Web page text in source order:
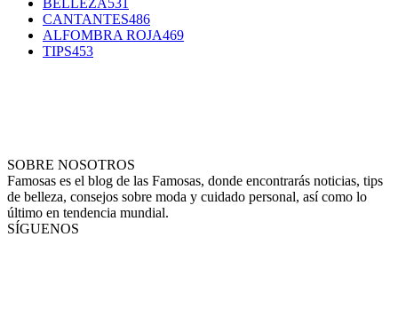
CANTANTES486
ALFOMBRA ROJA469
TIPS453
SOBRE NOSOTROS
Famosas es el blog de las Famosas, donde encontrarás noticias, tips
de belleza, consejos sobre moda y cuidado personal, así como lo
último en tendencia mundial.
SÍGUENOS